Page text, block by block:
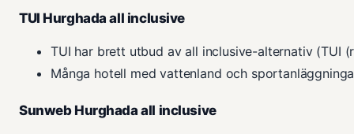
TUI Hurghada all inclusive
TUI har brett utbud av all inclusive-alternativ (TUI
Många hotell med vattenland och
Sunweb Hurghada all inclusive